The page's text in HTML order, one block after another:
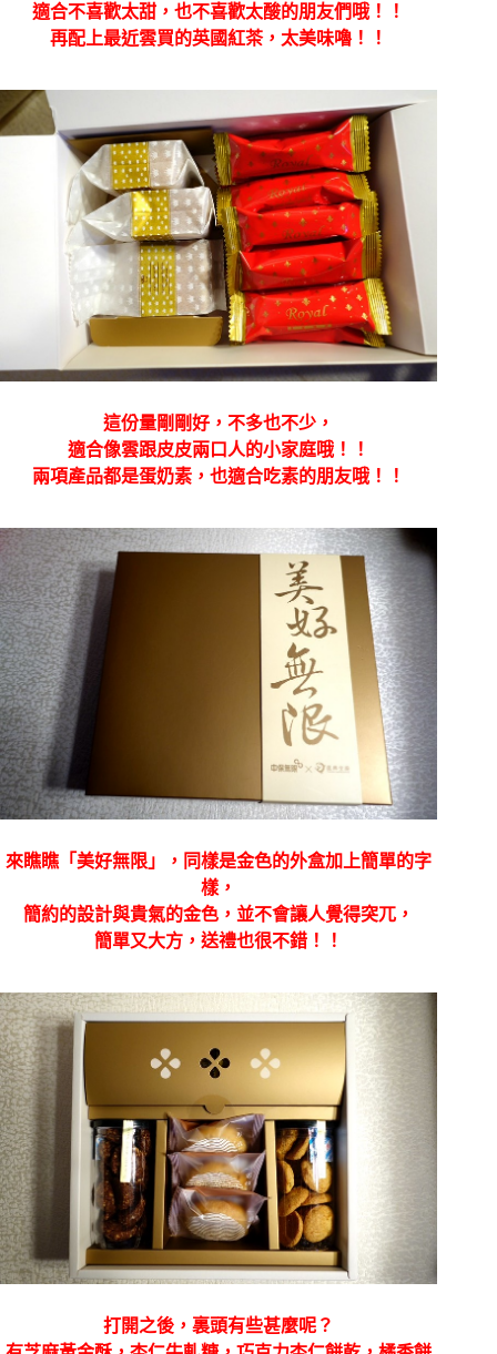
適合不喜歡太甜，也不喜歡太酸的朋友們哦！！
再配上最近雲買的英國紅茶，太美味嚕！！
這份量剛剛好，不多也不少，
適合像雲跟皮皮兩口人的小家庭哦！！
兩項產品都是蛋奶素，也適合吃素的朋友哦！！
來瞧瞧「美好無限」，同樣是金色的外盒加上簡單的字
樣，
簡約的設計與貴氣的金色，並不會讓人覺得突兀，
簡單又大方，送禮也很不錯！！
打開之後，裏頭有些甚麼呢？